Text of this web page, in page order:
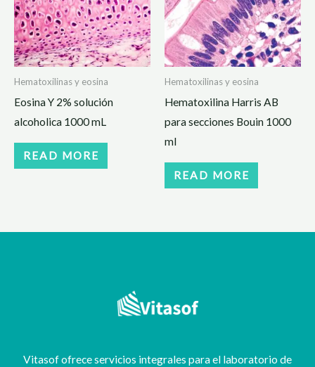
Hematoxilinas y eosina
Eosina Y 2% solución
alcoholica 1000 mL
READ MORE
Hematoxilinas y eosina
Hematoxilina Harris AB
para secciones Bouin 1000
ml
READ MORE
Vitasof ofrece servicios integrales para el laboratorio de